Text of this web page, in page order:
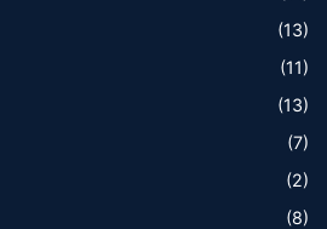
(13)
(11)
(13)
(7)
(2)
(8)